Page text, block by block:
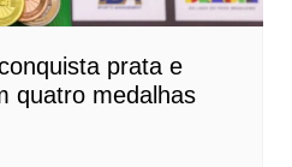
prata e
quatro medalhas